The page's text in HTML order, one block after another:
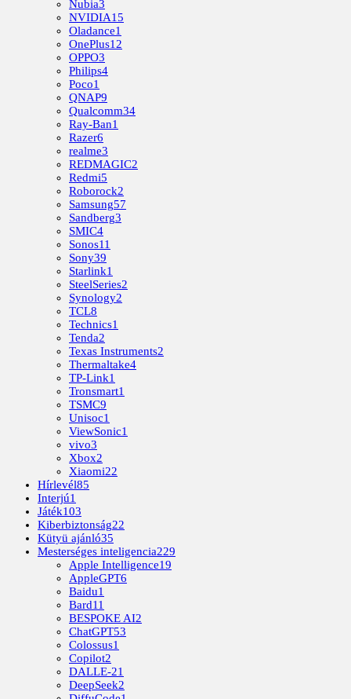
Nubia3
NVIDIA15
Oladance1
OnePlus12
OPPO3
Philips4
Poco1
QNAP9
Qualcomm34
Ray-Ban1
Razer6
realme3
REDMAGIC2
Redmi5
Roborock2
Samsung57
Sandberg3
SMIC4
Sonos11
Sony39
Starlink1
SteelSeries2
Synology2
TCL8
Technics1
Tenda2
Texas Instruments2
Thermaltake4
TP-Link1
Tronsmart1
TSMC9
Unisoc1
ViewSonic1
vivo3
Xbox2
Xiaomi22
Hírlevél85
Interjú1
Játék103
Kiberbiztonság22
Kütyü ajánló35
Mesterséges inteligencia229
Apple Intelligence19
AppleGPT6
Baidu1
Bard11
BESPOKE AI2
ChatGPT53
Colossus1
Copilot2
DALLE-21
DeepSeek2